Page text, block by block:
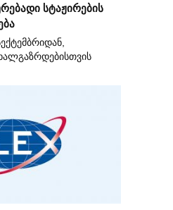
სტაჟირების